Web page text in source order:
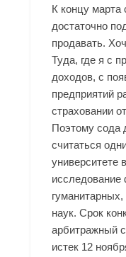
К концу марта
достаточно
продавать.
Туда, где я с
доходов, с
предприятий
страховании
Поэтому сода
считаться
университете
исследование
наук. Срок
арбитражный
истек 12